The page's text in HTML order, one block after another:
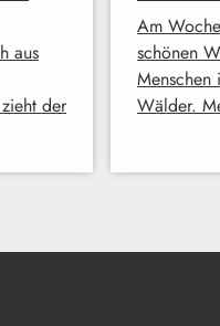
aus
der
Am
schönen
Menschen
Wälder.